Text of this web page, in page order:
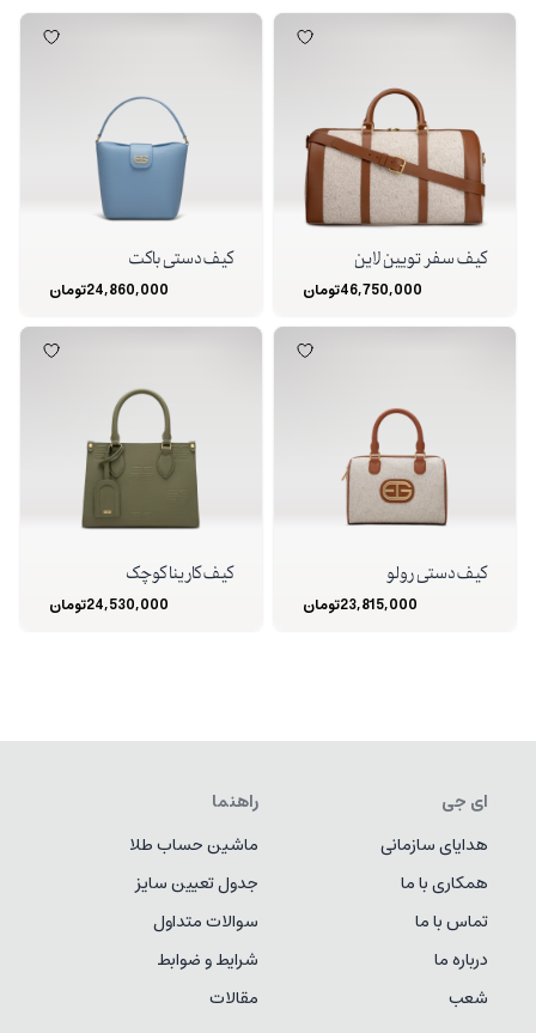
کیف سفر تویین لاین
46,750,000تومان
کیف دستی باکت
24,860,000تومان
کیف دستی رولو
23,815,000تومان
کیف کارینا کوچک
24,530,000تومان
ای جی
هدایای سازمانی
همکاری با ما
تماس با ما
درباره ما
شعب
راهنما
ماشین حساب طلا
جدول تعیین سایز
سوالات متداول
شرایط و ضوابط
مقالات